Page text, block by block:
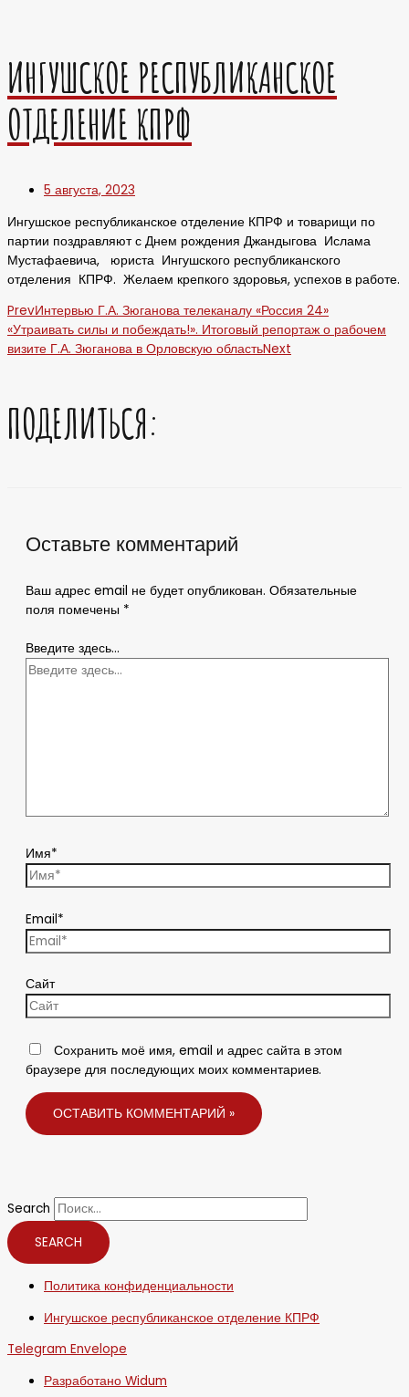
ИНГУШСКОЕ РЕСПУБЛИКАНСКОЕ
ОТДЕЛЕНИЕ КПРФ
5 августа, 2023
Ингушское республиканское отделение КПРФ и товарищи по
партии поздравляют с Днем рождения Джандыгова Ислама
Мустафаевича, юриста Ингушского республиканского
отделения КПРФ. Желаем крепкого здоровья, успехов в работе.
PrevИнтервью Г.А. Зюганова телеканалу «Россия 24»
«Утраивать силы и побеждать!». Итоговый репортаж о рабочем
визите Г.А. Зюганова в Орловскую областьNext
ПОДЕЛИТЬСЯ:
Оставьте комментарий
Ваш адрес email не будет опубликован. Обязательные
поля помечены *
Введите здесь...
Имя*
Email*
Сайт
Сохранить моё имя, email и адрес сайта в этом
браузере для последующих моих комментариев.
Search
SEARCH
Политика конфиденциальности
Ингушское республиканское отделение КПРФ
Telegram Envelope
Разработано Widum